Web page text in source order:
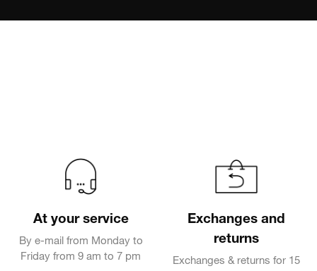
At your service
By e-mail from Monday to
Friday from 9 am to 7 pm
Exchanges and
returns
Exchanges & returns for 15